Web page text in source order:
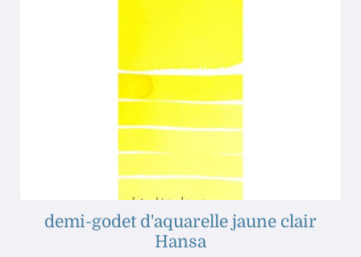
demi-godet d'aquarelle jaune clair
Hansa